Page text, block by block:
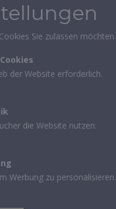
Sie zulassen möchten.
der Website erforderlich.
die Website nutzen.
Werbung zu personalisieren.